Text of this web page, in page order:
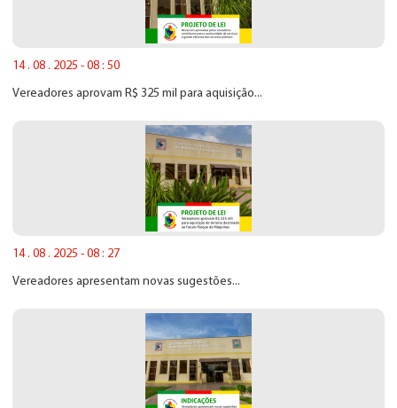
14 . 08 . 2025 - 08 : 50
Vereadores aprovam R$ 325 mil para aquisição...
14 . 08 . 2025 - 08 : 27
Vereadores apresentam novas sugestões...